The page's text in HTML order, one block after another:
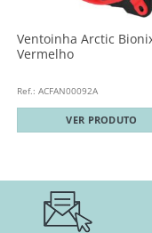
Ventoinha Arctic
Vermelho
Ref.: ACFAN00092A
VER PRODUTO